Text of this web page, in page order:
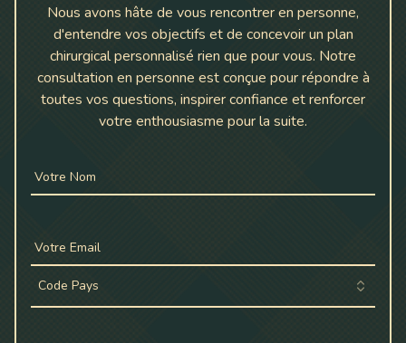
Nous avons hâte de vous rencontrer en personne,
d'entendre vos objectifs et de concevoir un plan
chirurgical personnalisé rien que pour vous. Notre
consultation en personne est conçue pour répondre à
toutes vos questions, inspirer confiance et renforcer
votre enthousiasme pour la suite.
Votre Nom
Votre Email
Code Pays